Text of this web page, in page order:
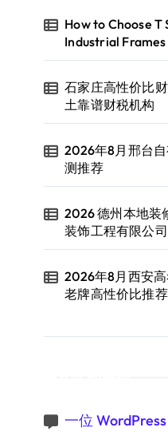
How to Choose
Industrial
石家庄高性价比
土靠谱财税机构
2026年8月邢台
测推荐
2026 德州本地装
装饰工程有限公司
2026年8月西安
老牌高性价比推荐
一位